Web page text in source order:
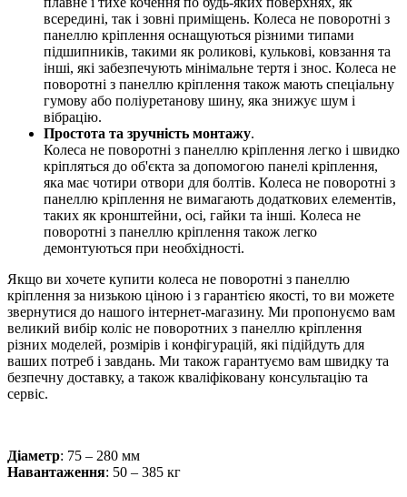
всередині, так і зовні приміщень. Колеса не поворотні з
панеллю кріплення оснащуються різними типами
підшипників, такими як роликові, кулькові, ковзання та
інші, які забезпечують мінімальне тертя і знос. Колеса не
поворотні з панеллю кріплення також мають спеціальну
гумову або поліуретанову шину, яка знижує шум і
вібрацію.
Простота та зручність монтажу.
Колеса не поворотні з панеллю кріплення легко і швидко
кріпляться до об'єкта за допомогою панелі кріплення,
яка має чотири отвори для болтів. Колеса не поворотні з
панеллю кріплення не вимагають додаткових елементів,
таких як кронштейни, осі, гайки та інші. Колеса не
поворотні з панеллю кріплення також легко
демонтуються при необхідності.
Якщо ви хочете купити колеса не поворотні з панеллю
кріплення за низькою ціною і з гарантією якості, то ви можете
звернутися до нашого інтернет-магазину. Ми пропонуємо вам
великий вибір коліс не поворотних з панеллю кріплення
різних моделей, розмірів і конфігурацій, які підійдуть для
ваших потреб і завдань. Ми також гарантуємо вам швидку та
безпечну доставку, а також кваліфіковану консультацію та
сервіс.
Діаметр: 75 – 280 мм
Навантаження: 50 – 385 кг